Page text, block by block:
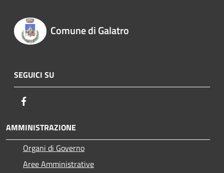
Comune di Galatro
SEGUICI SU
AMMINISTRAZIONE
Organi di Governo
Aree Amministrative